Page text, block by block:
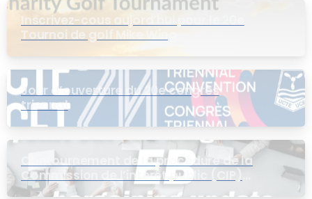
Inscrivez-cous aujord’hui pour le 20e
Tournoi de golf Mike Wing
Jour d’ouverture du 20e congrès
triennal
Contournement de la procédure de la
Commission de l’intérêt public (CIP)
pour le groupe EB